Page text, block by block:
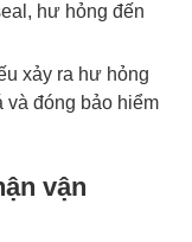
hư hỏng đến
xảy ra hư hỏng
và đóng bảo hiểm
vận